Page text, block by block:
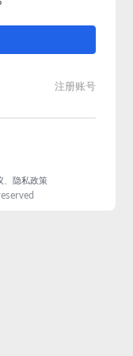
注册账号
隐私政策